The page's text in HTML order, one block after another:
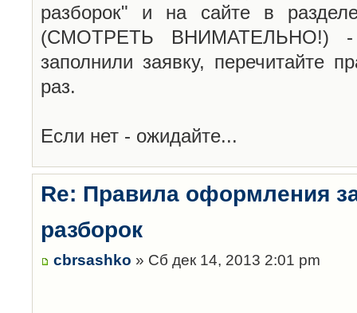
разборок" и на сайте в
(СМОТРЕТЬ ВНИМАТЕЛЬНО!)
заполнили заявку, перечитайте
раз.
Если нет - ожидайте...
Re: Правила оформления
разборок
cbrsashko » Сб дек 14, 2013 2:01 pm